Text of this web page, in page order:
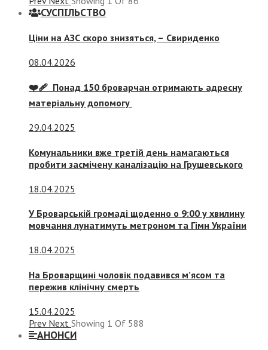
СУСПIЛЬСТВО
Ціни на АЗС скоро знизяться, – Свириденко
08.04.2026
❤️‍🩹 Понад 150 броварчан отримають адресну
матеріальну допомогу
29.04.2025
Комунальники вже третій день намагаються
пробити засмічену каналізацію на Грушевського
18.04.2025
У Броварській громаді щоденно о 9:00 у хвилину
мовчання лунатимуть метроном та Гімн України
18.04.2025
На Броварщині чоловік подавився м’ясом та
пережив клінічну смерть
15.04.2025
Prev Next Showing 1 Of 588
АНОНСИ